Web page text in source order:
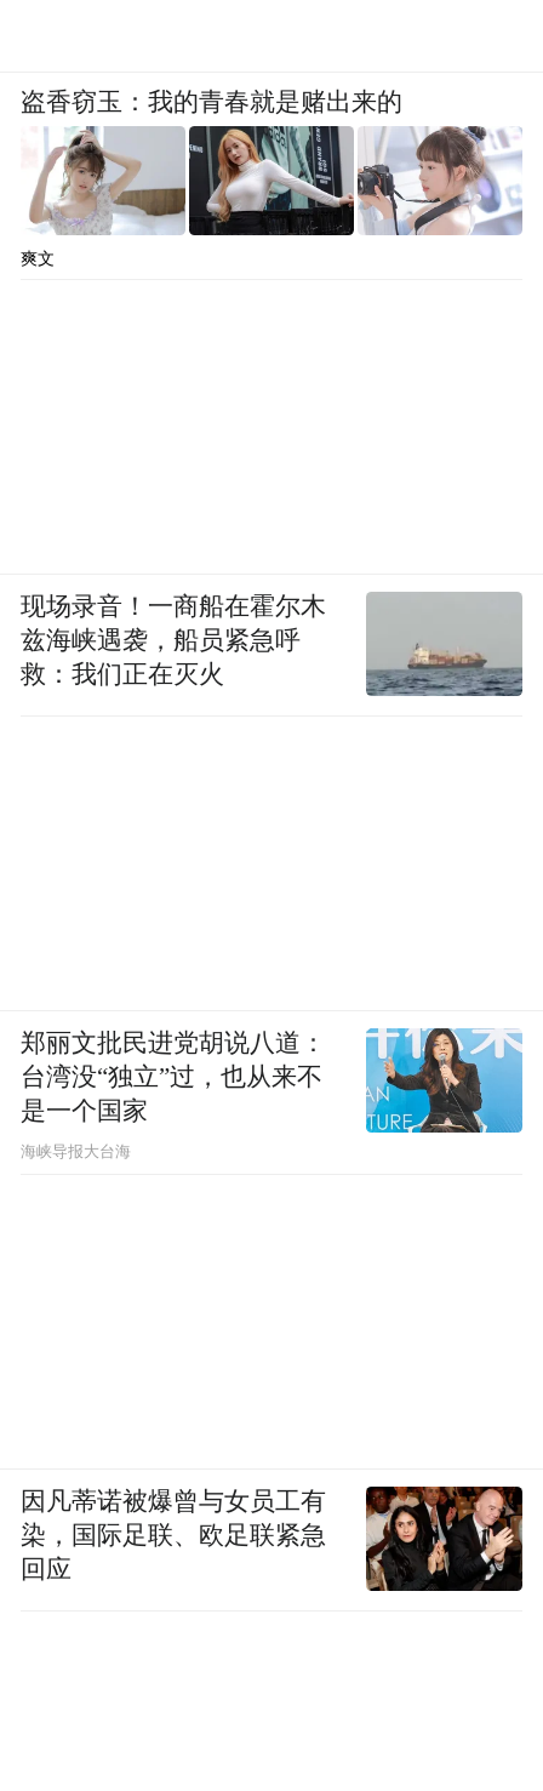
盗香窃玉：我的青春就是赌出来的
爽文
现场录音！一商船在霍尔木
兹海峡遇袭，船员紧急呼
救：我们正在灭火
郑丽文批民进党胡说八道：
台湾没“独立”过，也从来不
是一个国家
​海峡导报大台海
因凡蒂诺被爆曾与女员工有
染，国际足联、欧足联紧急
回应